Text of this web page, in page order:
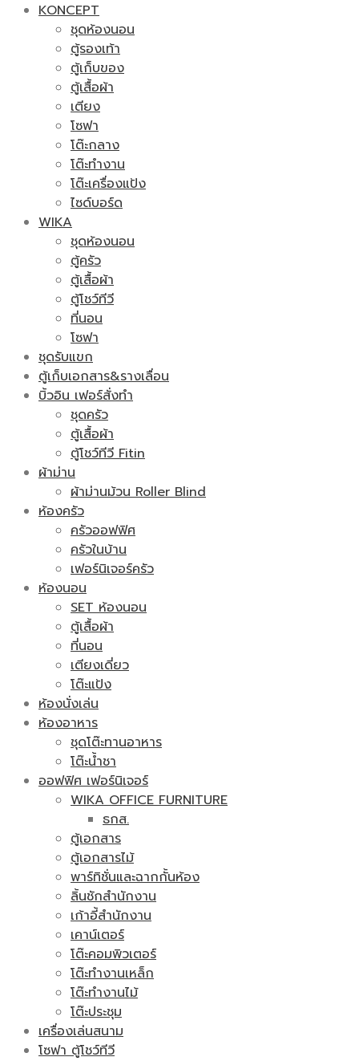
KONCEPT
ชุดห้องนอน
ตู้รองเท้า
ตู้เก็บของ
ตู้เสื้อผ้า
เตียง
โซฟา
โต๊ะกลาง
โต๊ะทำงาน
โต๊ะเครื่องแป้ง
ไซด์บอร์ด
WIKA
ชุดห้องนอน
ตู้ครัว
ตู้เสื้อผ้า
ตู้โชว์ทีวี
ที่นอน
โซฟา
ชุดรับแขก
ตู้เก็บเอกสาร&รางเลื่อน
บิ้วอิน เฟอร์สั่งทำ
ชุดครัว
ตู้เสื้อผ้า
ตู้โชว์ทีวี Fitin
ผ้าม่าน
ผ้าม่านม้วน Roller Blind
ห้องครัว
ครัวออฟฟิศ
ครัวในบ้าน
เฟอร์นิเจอร์ครัว
ห้องนอน
SET ห้องนอน
ตู้เสื้อผ้า
ที่นอน
เตียงเดี่ยว
โต๊ะแป้ง
ห้องนั่งเล่น
ห้องอาหาร
ชุดโต๊ะทานอาหาร
โต๊ะน้ำชา
ออฟฟิศ เฟอร์นิเจอร์
WIKA OFFICE FURNITURE
ธกส.
ตู้เอกสาร
ตู้เอกสารไม้
พาร์ทิชั่นและฉากกั้นห้อง
ลิ้นชักสำนักงาน
เก้าอี้สำนักงาน
เคาน์เตอร์
โต๊ะคอมพิวเตอร์
โต๊ะทำงานเหล็ก
โต๊ะทำงานไม้
โต๊ะประชุม
เครื่องเล่นสนาม
โซฟา ตู้โชว์ทีวี